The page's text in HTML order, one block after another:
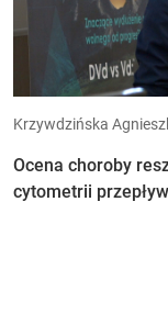
Krzywdzińska
Ocena choroby
cytometrii